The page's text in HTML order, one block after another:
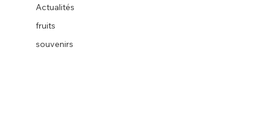
Actualités
fruits
souvenirs